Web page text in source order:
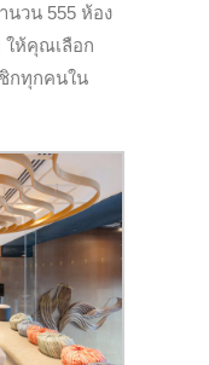
วน 555 ห้อง
ห้คุณเลือก
กทุกคนใน